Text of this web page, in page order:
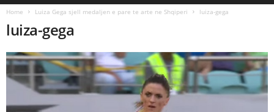
Home Luiza Gega sjell medaljen e pare te arte ne Shqiperi luiza-gega
luiza-gega